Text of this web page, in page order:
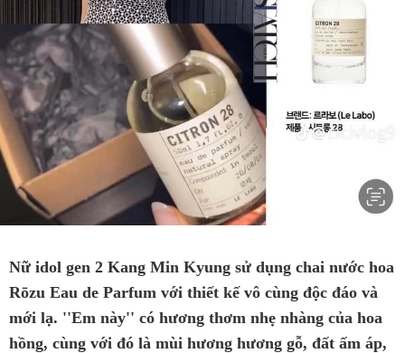
Nữ idol gen 2 Kang Min Kyung sử dụng chai nước hoa
Rōzu Eau de Parfum với thiết kế vô cùng độc đáo và
mới lạ. ''Em này'' có hương thơm nhẹ nhàng của hoa
hồng, cùng với đó là mùi hương hương gỗ, đất ấm áp,